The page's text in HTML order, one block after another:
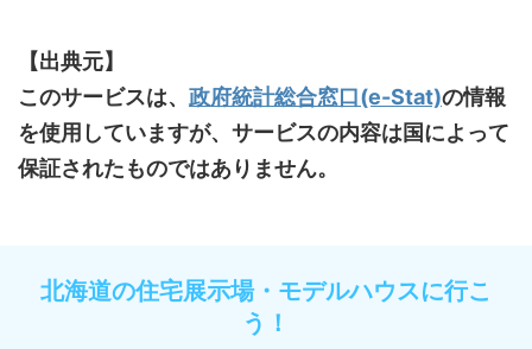
【出典元】
このサービスは、 政府統計総合窓口(e-Stat)の情報
を使用していますが、サービスの内容は国によって
保証されたものではありません。
北海道の住宅展示場・モデルハウスに行こ
う！